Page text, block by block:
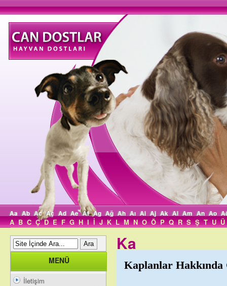
Aa Ab Ac Aç Ad Ae Af Ag Ağ Ah Aı Ai Aj Ak Al Am An Ao
A B C Ç D E F G H I İ J K L M N O Ö P Q R S Ş T U Ü
MENÜ
İletişim
Ka
Kaplanlar